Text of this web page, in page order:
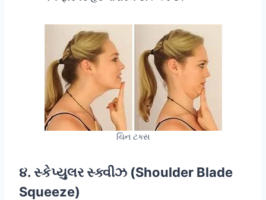
ચિન ટક્સ
૪. સ્કેપ્યુલર સ્ક્વીઝ (Shoulder Blade
Squeeze)